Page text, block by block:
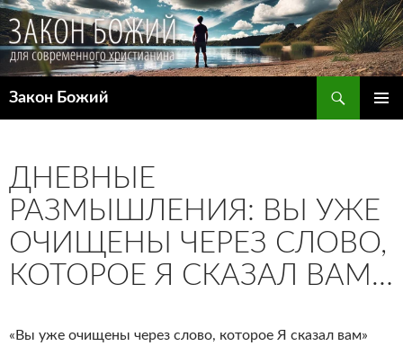
Закон Божий
ДНЕВНЫЕ
РАЗМЫШЛЕНИЯ: ВЫ УЖЕ
ОЧИЩЕНЫ ЧЕРЕЗ СЛОВО,
КОТОРОЕ Я СКАЗАЛ ВАМ…
«Вы уже очищены через слово, которое Я сказал вам»